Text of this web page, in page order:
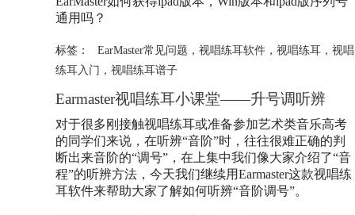
通用吗？
标签： EarMaster常见问题 ， 视唱练耳软件， 视唱练耳， 视唱
练耳入门 ， 视唱练耳谱子
Earmaster视唱练耳小课堂——升号调听辨
对于很多刚接触视唱练耳或准备参加艺术类音乐高考
的同学们来说，在听辨“音阶”时，往往很难正确的判
断出来音阶的“调号”，在上集中我们像大家介绍了“音
程”的听辨方法，今天我们继续用Earmaster这款视唱练
耳软件来帮助大家了解如何听辨“音阶调号”。